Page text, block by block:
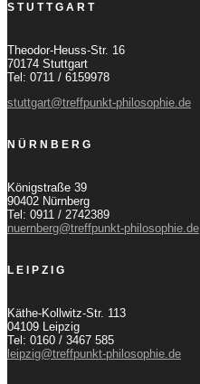
STUTTGART
Theodor-Heuss-Str. 16
70174 Stuttgart
Tel: 0711 / 6159978
stuttgart@treffpunkt-philosophie.de
NÜRNBERG
Königstraße 39
90402 Nürnberg
Tel: 0911 / 2742389
nuernberg@treffpunkt-philosophie.de
LEIPZIG
Käthe-Kollwitz-Str. 113
04109 Leipzig
Tel: 0160 / 3467 585
leipzig@treffpunkt-philosophie.de